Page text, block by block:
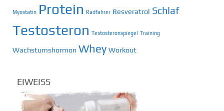
Myostatin Protein Radfahrer Resveratrol Schlaf
Testosteron Testosteronspiegel Training
Wachstumshormon Whey Workout
EIWEISS